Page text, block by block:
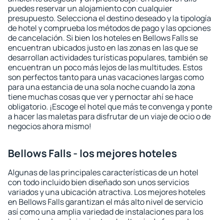
puedes reservar un alojamiento con cualquier
presupuesto. Selecciona el destino deseado y la tipología
de hotel y comprueba los métodos de pago y las opciones
de cancelación. Si bien los hoteles en Bellows Falls se
encuentran ubicados justo en las zonas en las que se
desarrollan actividades turísticas populares, también se
encuentran un poco más lejos de las multitudes. Estos
son perfectos tanto para unas vacaciones largas como
para una estancia de una sola noche cuando la zona
tiene muchas cosas que ver y pernoctar ahí se hace
obligatorio. ¡Escoge el hotel que más te convenga y ponte
a hacer las maletas para disfrutar de un viaje de ocio o de
negocios ahora mismo!
Bellows Falls - los mejores hoteles
Algunas de las principales características de un hotel
con todo incluido bien diseñado son unos servicios
variados y una ubicación atractiva. Los mejores hoteles
en Bellows Falls garantizan el más alto nivel de servicio
así como una amplia variedad de instalaciones para los